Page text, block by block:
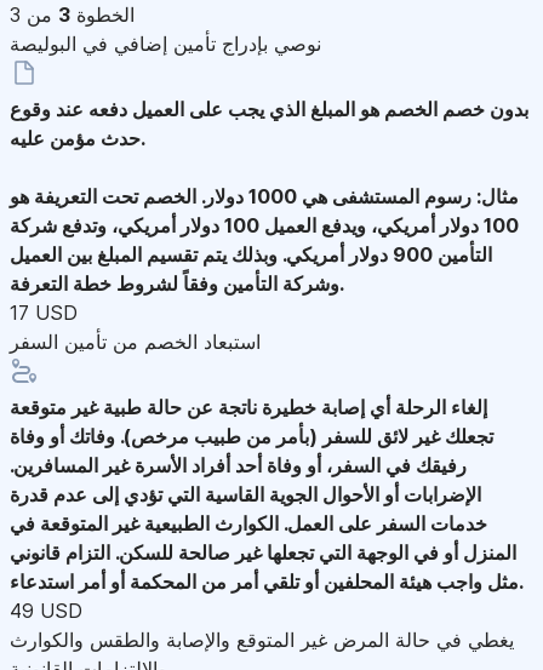
الخطوة 3 من 3
نوصي بإدراج تأمين إضافي في البوليصة
بدون خصم الخصم هو المبلغ الذي يجب على العميل دفعه عند وقوع
حدث مؤمن عليه.
مثال: رسوم المستشفى هي 1000 دولار. الخصم تحت التعريفة هو
100 دولار أمريكي، ويدفع العميل 100 دولار أمريكي، وتدفع شركة
التأمين 900 دولار أمريكي. وبذلك يتم تقسيم المبلغ بين العميل
وشركة التأمين وفقاً لشروط خطة التعرفة.
17 USD
استبعاد الخصم من تأمين السفر
إلغاء الرحلة أي إصابة خطيرة ناتجة عن حالة طبية غير متوقعة
تجعلك غير لائق للسفر (بأمر من طبيب مرخص). وفاتك أو وفاة
رفيقك في السفر، أو وفاة أحد أفراد الأسرة غير المسافرين.
الإضرابات أو الأحوال الجوية القاسية التي تؤدي إلى عدم قدرة
خدمات السفر على العمل. الكوارث الطبيعية غير المتوقعة في
المنزل أو في الوجهة التي تجعلها غير صالحة للسكن. التزام قانوني
مثل واجب هيئة المحلفين أو تلقي أمر من المحكمة أو أمر استدعاء.
49 USD
يغطي في حالة المرض غير المتوقع والإصابة والطقس والكوارث